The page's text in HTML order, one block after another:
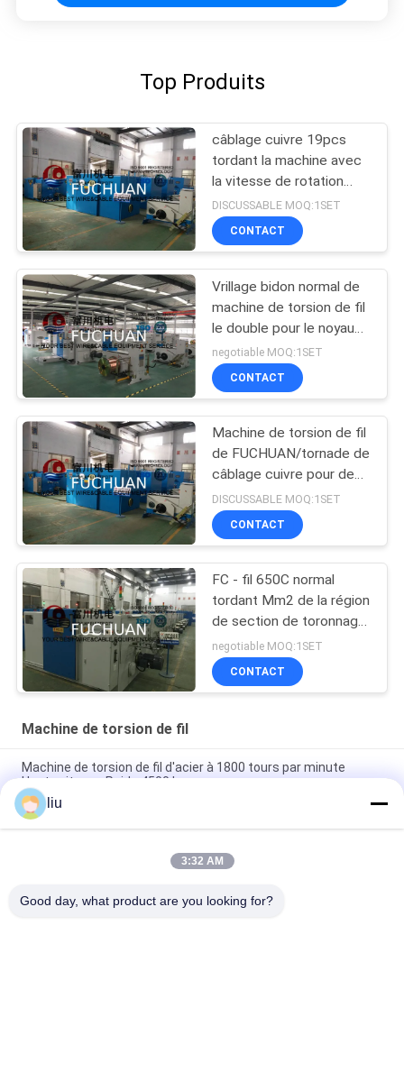
Top Produits
câblage cuivre 19pcs
tordant la machine avec
la vitesse de rotation
maximum
2000rpm/4000TPM
DISCUSSABLE MOQ:1SET
CONTACT
Vrillage bidon normal de
machine de torsion de fil
le double pour le noyau
câble l'écran tactile
negotiable MOQ:1SET
CONTACT
Machine de torsion de fil
de FUCHUAN/tornade de
câblage cuivre pour des
conducteurs du militaire
de carrière 1+6+12
DISCUSSABLE MOQ:1SET
CONTACT
FC - fil 650C normal
tordant Mm2 de la région
de section de toronnage
de machine 0,3 - 4
negotiable MOQ:1SET
CONTACT
Machine de torsion de fil
Machine de torsion de fil d'acier à 1800 tours par minute
Haute vitesse Poids 4500 kg
25N Matériau en acier outil de torsion de fil 220V 1800rpm
gauche/droite
4500KG Machine de torsion de câble 3300*1550*1800mm
liu
3:32 AM
Good day, what product are you looking for?